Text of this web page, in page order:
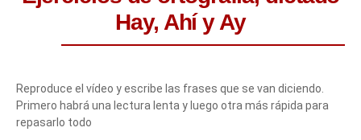
Hay, Ahí y Ay
Reproduce el vídeo y escribe las frases que se van diciendo.
Primero habrá una lectura lenta y luego otra más rápida para
repasarlo todo